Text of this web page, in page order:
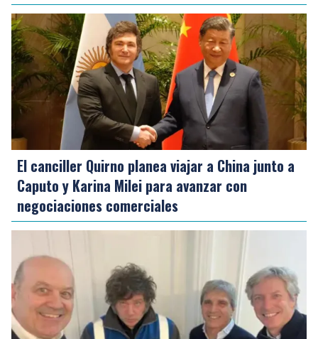
El canciller Quirno planea viajar a China junto a
Caputo y Karina Milei para avanzar con
negociaciones comerciales